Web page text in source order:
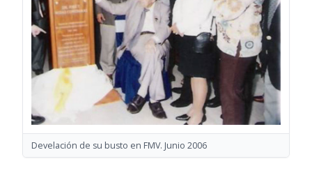
Develación de su busto en FMV. Junio 2006